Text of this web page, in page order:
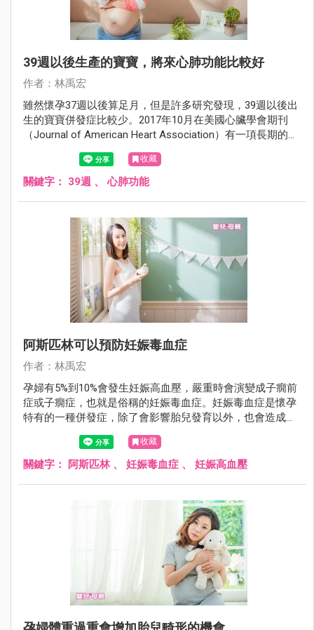
39週以後生產的寶寶，將來心肺功能比較好
作者：林禹宏
雖然懷孕37週以後算足月，但是許多研究發現，39週以後出
生的寶寶併發症比較少。2017年10月在美國心臟學會期刊
（Journal of American Heart Association）有一項長期的追
蹤研究發現，39週以後出生的寶寶將來的心肺功能也比較
收藏
關鍵字： 39週 、心肺功能
阿斯匹林可以預防妊娠毒血症
作者：林禹宏
孕婦有5%到10%會發生妊娠高血壓，嚴重時會演變成子癇前
症或子癇症，也就是俗稱的妊娠毒血症。妊娠毒血症是懷孕
特有的一種併發症，除了會影響胎兒發育以外，也會造成早
產，甚至危及孕婦及胎兒的生命。頂尖的新英格蘭醫學期刊
（New England Journal of Medicine）在2017年8月刊登一項
研究，證實低劑量阿斯匹林可以預防妊娠毒血症。
收藏
關鍵字： 阿斯匹林、 妊娠毒血症 、 妊娠高血壓